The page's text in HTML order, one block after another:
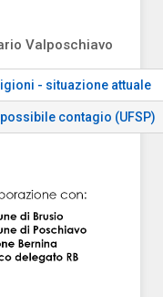
Valposchiavo
- situazione attuale
contagio (UFSP)